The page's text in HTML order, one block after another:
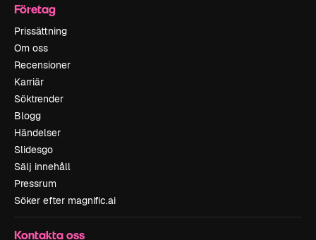
Företag
Prissättning
Om oss
Recensioner
Karriär
Söktrender
Blogg
Händelser
Slidesgo
Sälj innehåll
Pressrum
Söker efter magnific.ai
Kontakta oss